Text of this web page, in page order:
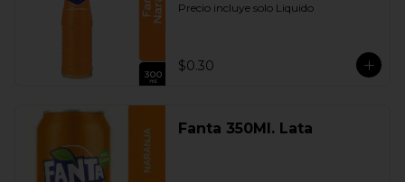
Retornable
Precio incluye solo Liquido
$0.30
Fanta 350Ml. Lata